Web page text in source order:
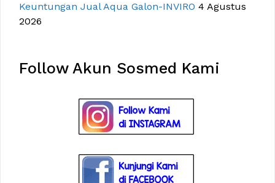
Keuntungan Jual Aqua Galon-INVIRO 4 Agustus
2026
Follow Akun Sosmed Kami